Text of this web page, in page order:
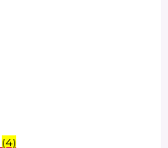
(4)